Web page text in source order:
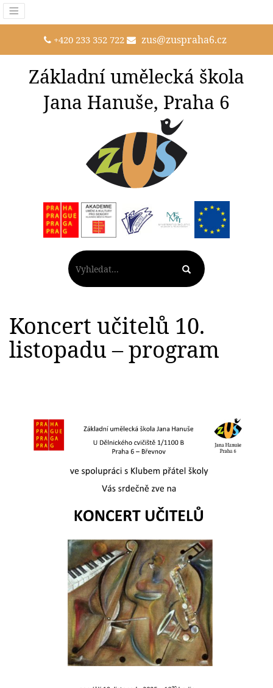
+420 233 352 722 zus@zuspraha6.cz
Základní umělecká škola
Jana Hanuše, Praha 6
Koncert učitelů 10.
listopadu – program